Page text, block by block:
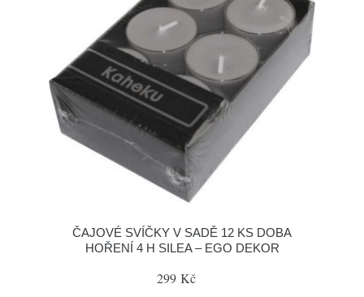
ČAJOVÉ SVÍČKY V SADĚ 12 KS DOBA
HOŘENÍ 4 H SILEA – EGO DEKOR
299 Kč